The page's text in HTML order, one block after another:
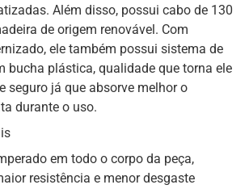
Além disso, possui cabo de 130
de origem renovável. Com
ele também possui sistema de
bucha plástica, qualidade que torna ele
seguro já que absorve melhor o
durante o uso.
em todo o corpo da peça,
resistência e menor desgaste